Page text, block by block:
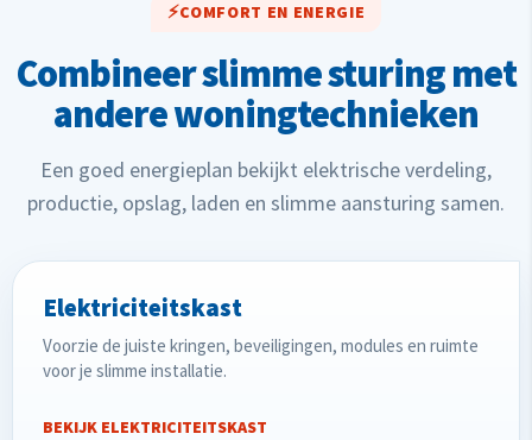
COMFORT EN ENERGIE
Combineer slimme sturing met
andere woningtechnieken
Een goed energieplan bekijkt elektrische verdeling,
productie, opslag, laden en slimme aansturing samen.
Elektriciteitskast
Voorzie de juiste kringen, beveiligingen, modules en ruimte
voor je slimme installatie.
BEKIJK ELEKTRICITEITSKAST